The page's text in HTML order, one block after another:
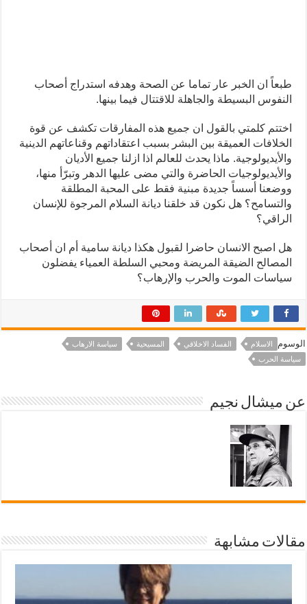
طبعاً ان الخبر عار تماما عن الصحة وهدفه استدراج أصحاب
النفوس البسيطة والجاهلة للاقتتال فيما بينها.
اختتم كلمتي بالقول ان جميع هذه المفارقات تكشف عن قوة
الخلافات العميقة بين البشر بسبب اعتقاداتهم وقناعاتهم الدينية
والأيديولوجية. ماذا يحدث للعالم اذا ازلنا جميع الأديان
والأيديولوجيات الحاضرة والتي مضى عليها الدهر وتبرّأ منها،
ووضعنا أسساً جديدة مبنية فقط على المحبة المطلقة
والتسامح؟ هل نكون قد خلقنا ديانة السلام المرجوة للإنسان
الراقي؟
هل اصبح الانسان حاضرا لقبول هكذا ديانة سامية أم ان أصحاب
المصالح الضيقة المريضة ومحبي السلطة العمياء يفضلون
سياسات الموت والحرب والإرهاب؟
الوسوم الاسلام الفساد الاخلاقي المسيحية
سياسة الارهاب
سياسة الحرب
عن ميشال نجيم
مقالات مشابهة